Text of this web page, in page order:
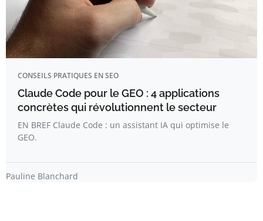
CONSEILS PRATIQUES EN SEO
Claude Code pour le GEO : 4 applications
concrètes qui révolutionnent le secteur
EN BREF Claude Code : un assistant IA qui optimise le
GEO.
Pauline Blanchard